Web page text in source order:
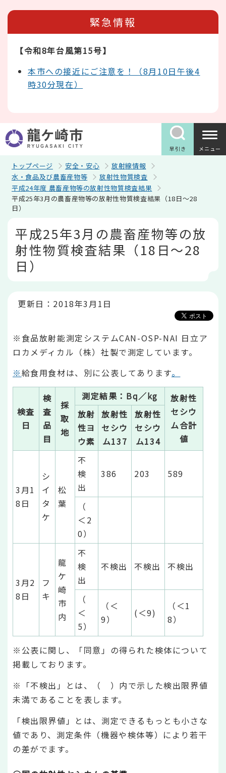
緊急情報
【令和8年台風第15号】
本市への接近にご注意を！（8月10日午後4
時30分現在）
早引き メニュー
トップページ 安全・安心
放射線情報
水・食品及び農畜産物等
放射性物質検査
平成24年度 農畜産物等の放射性物質検査結果
平成25年3月の農畜産物等の放射性物質検査結果（18日～28
日）
平成25年3月の農畜産物等の放
射性物質検査結果（18日～28
日）
更新日：2018年3月1日
※食品放射能測定システムCAN-OSP-NAI 日立ア
ロカメディカル（株）社製で測定しています。
※給食用食材は、別に公表してあります。
検査
日
検
査
品
目
採
取
地
測定結果：Bq／kg
放射性
セシウ
ム合計
値
放射
性ヨ
ウ素
放射性
セシウ
ム137
放射性
セシウ
ム134
3月1
8日
シ
イ
タ
ケ
松
葉
不
検
出
386 203 589
（
＜2
0）
3月2
8日
フ
キ
龍
ケ
崎
市
内
不
検
出
不検出 不検出 不検出
（
＜
5）
（＜
9）
(＜9)
（＜1
8）
※公表に関し、「同意」の得られた検体について
掲載しております。
※「不検出」とは、（ ）内で示した検出限界値
未満であることを表します。
「検出限界値」とは、測定できるもっとも小さな
値であり、測定条件（機器や検体等）により若干
の差がでます。